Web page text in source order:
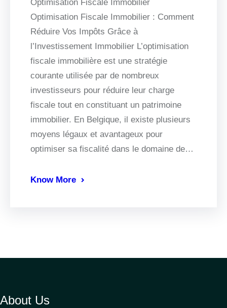
Optimisation Fiscale Immobilier
Optimisation Fiscale Immobilier : Comment
Réduire Vos Impôts Grâce à
l’Investissement Immobilier L’optimisation
fiscale immobilière est une stratégie
courante utilisée par de nombreux
investisseurs pour réduire leur charge
fiscale tout en constituant un patrimoine
immobilier. En Belgique, il existe plusieurs
moyens légaux et avantageux pour
optimiser sa fiscalité dans le domaine de…
Know More
About Us